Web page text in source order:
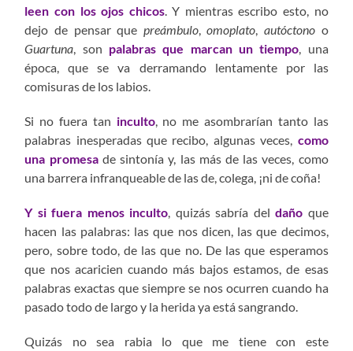
leen con los ojos chicos. Y mientras escribo esto, no
dejo de pensar que preámbulo,omoplato ,autóctono o
Guartuna , son palabras que marcan un tiempo , una
época, que se va derramando lentamente por las
comisuras de los labios.
Si no fuera tan inculto, no me asombrarían tanto las
palabras inesperadas que recibo, algunas veces, como
una promesade sintonía y, las más de las veces, como
una barrera infranqueable de las de, colega, ¡ni de coña!
Y si fuera menos inculto , quizás sabría deldaño que
hacen las palabras: las que nos dicen, las que decimos,
pero, sobre todo, de las que no. De las que esperamos
que nos acaricien cuando más bajos estamos, de esas
palabras exactas que siempre se nos ocurren cuando ha
pasado todo de largo y la herida ya está sangrando.
Quizás no sea rabia lo que me tiene con este